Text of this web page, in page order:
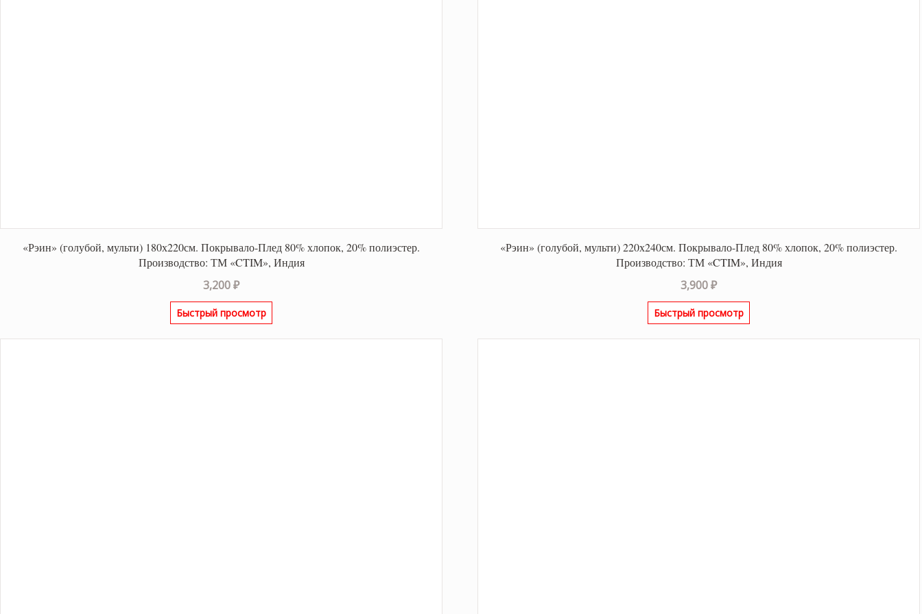
«Рэин» (голубой, мульти) 180х220см. Покрывало-Плед 80% хлопок, 20% полиэстер.
Производство: ТМ «CTIM», Индия
3,200₽
Быстрый просмотр
«Рэин» (голубой, мульти) 220х240см. Покрывало-Плед 80% хлопок, 20% полиэстер.
Производство: ТМ «CTIM», Индия
3,900₽
Быстрый просмотр